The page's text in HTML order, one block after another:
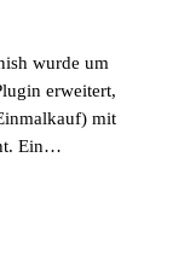
wurde um
erweitert,
mit
Ein…